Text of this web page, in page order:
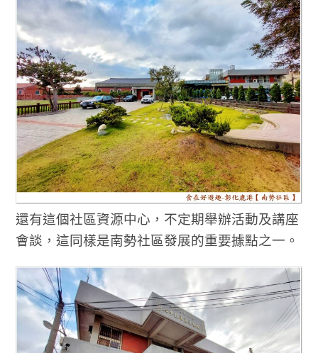
還有這個社區資源中心，不定期舉辦活動及講座
會談，這同樣是南勢社區發展的重要據點之一。